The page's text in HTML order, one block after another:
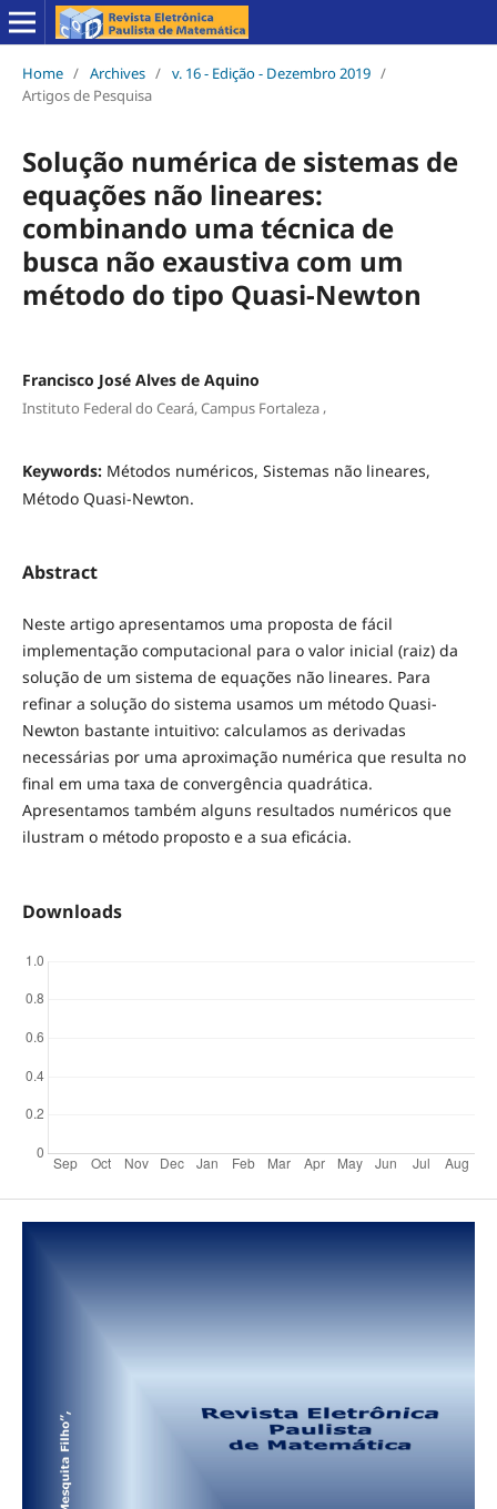
Home / Archives / v. 16 - Edição - Dezembro 2019 /
Artigos de Pesquisa
Solução numérica de sistemas de
equações não lineares:
combinando uma técnica de
busca não exaustiva com um
método do tipo Quasi-Newton
Francisco José Alves de Aquino
Instituto Federal do Ceará, Campus Fortaleza,
Keywords: Métodos numéricos, Sistemas não lineares,
Método Quasi-Newton.
Abstract
Neste artigo apresentamos uma proposta de fácil
implementação computacional para o valor inicial (raiz) da
solução de um sistema de equações não lineares. Para
refinar a solução do sistema usamos um método Quasi-
Newton bastante intuitivo: calculamos as derivadas
necessárias por uma aproximação numérica que resulta no
final em uma taxa de convergência quadrática.
Apresentamos também alguns resultados numéricos que
ilustram o método proposto e a sua eficácia.
Downloads